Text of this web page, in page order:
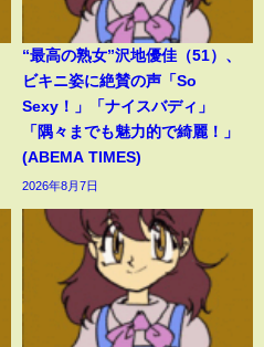
“最高の熟女”沢地優佳（51）、
ビキニ姿に絶賛の声「So
Sexy！」「ナイスバディ」
「隅々までも魅力的で綺麗！」
(ABEMA TIMES)
2026年8月7日